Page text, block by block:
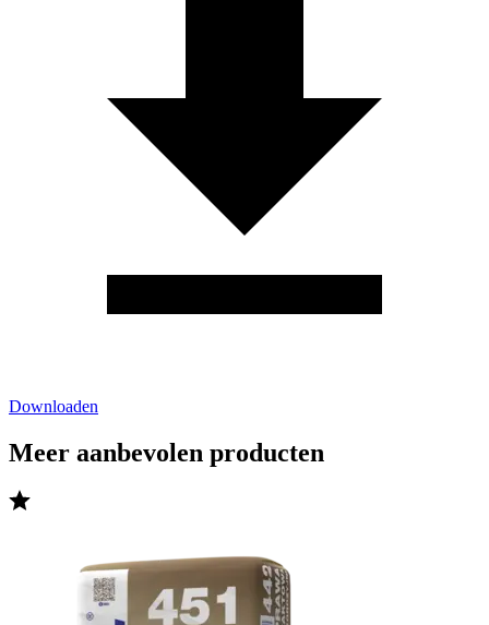
Downloaden
Meer aanbevolen producten